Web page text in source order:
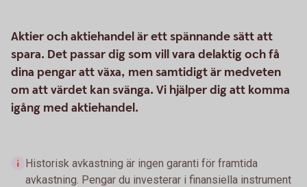
Aktier och aktiehandel är ett spännande sätt att
spara. Det passar dig som vill vara delaktig och få
dina pengar att växa, men samtidigt är medveten
om att värdet kan svänga. Vi hjälper dig att komma
igång med aktiehandel.
Historisk avkastning är ingen garanti för framtida
avkastning. Pengar du investerar i finansiella instrument